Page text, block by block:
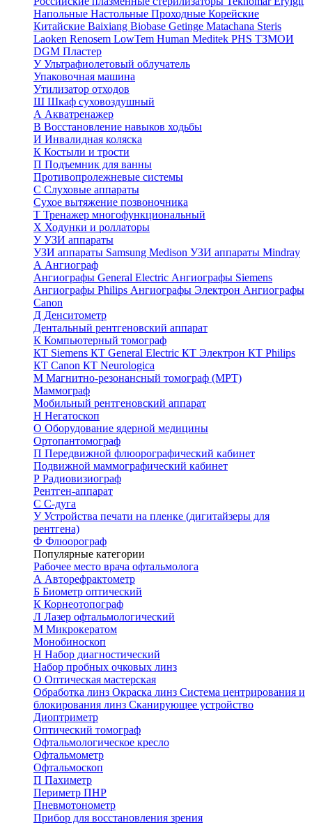
Напольные Настольные Проходные Корейские
Китайские Baixiang Biobase Getinge Matachana Steris
Laoken Renosem LowTem Human Meditek PHS ТЗМОИ
DGM Пластер
УУльтрафиолетовый облучатель
Упаковочная машина
Утилизатор отходов
Ш Шкаф суховоздушный
А Акватренажер
В Восстановление навыков ходьбы
И Инвалидная коляска
К Костыли и трости
П Подъемник для ванны
Противопролежневые системы
С Слуховые аппараты
Сухое вытяжение позвоночника
Т Тренажер многофункциональный
Х Ходунки и роллаторы
УУЗИ аппараты
УЗИ аппараты Samsung Medison УЗИ аппараты Mindray
А Ангиограф
Ангиографы General Electric Ангиографы Siemens
Ангиографы Philips Ангиографы Электрон Ангиографы
Canon
Д Денситометр
Дентальный рентгеновский аппарат
К Компьютерный томограф
КТ Siemens КТ General Electric КТ Электрон КТ Philips
КТ Canon КТ Neurologica
М Магнитно-резонансный томограф (МРТ)
Маммограф
Мобильный рентгеновский аппарат
Н Негатоскоп
О Оборудование ядерной медицины
Ортопантомограф
П Передвижной флюорографический кабинет
Подвижной маммографический кабинет
Р Радиовизиограф
Рентген-аппарат
С С-дуга
УУстройства печати на пленке (дигитайзеры для
рентгена)
Ф Флюорограф
Популярные категории
Рабочее место врача офтальмолога
А Авторефрактометр
Б Биометр оптический
К Корнеотопограф
Л Лазер офтальмологический
М Микрокератом
Монобиноскоп
Н Набор диагностический
Набор пробных очковых линз
О Оптическая мастерская
Обработка линз Окраска линз Система центрирования и
блокирования линз Сканирующее устройство
Диоптриметр
Оптический томограф
Офтальмологическое кресло
Офтальмометр
Офтальмоскоп
П Пахиметр
Периметр ПНР
Пневмотонометр
Прибор для восстановления зрения